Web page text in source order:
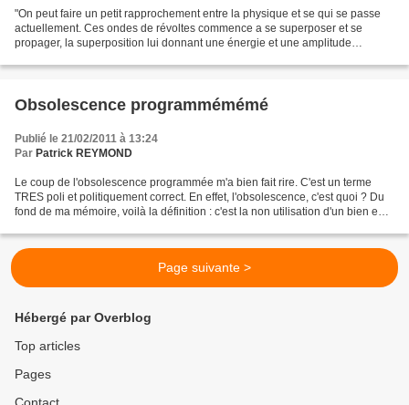
"On peut faire un petit rapprochement entre la physique et se qui se passe
actuellement. Ces ondes de révoltes commence a se superposer et se
propager, la superposition lui donnant une énergie et une amplitude
Obsolescence programmémémé
Publié le 21/02/2011 à 13:24
Par Patrick REYMOND
Le coup de l'obsolescence programmée m'a bien fait rire. C'est un terme
TRES poli et politiquement correct. En effet, l'obsolescence, c'est quoi ? Du
fond de ma mémoire, voilà la définition : c'est la non utilisation d'un bien en
Page suivante >
Hébergé par Overblog
Top articles
Pages